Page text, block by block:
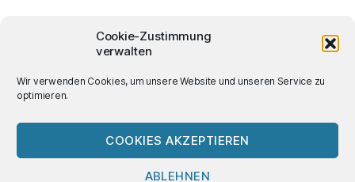
Cookie-Zustimmung
verwalten
Wir verwenden Cookies, um unsere Website und unseren Service zu
optimieren.
COOKIES AKZEPTIEREN
ABLEHNEN
Ulrich Würdemannist sofern nicht
anders angegeben lizenziert unter einer
Creative
Lizenz.